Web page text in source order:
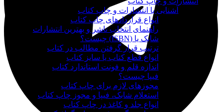
آشنایی با انتشارات و چاپ کتاب
انواع قراردادهای چاپ کتاب
راهنمای انتخاب ناشر و بهترین انتشارات
شابک یا (ISBN) چیست؟
ترتیب قرار گرفتن مطالب در کتاب
انواع قطع کتاب یا سایز کتاب
اندازه قلم و فونت استاندارد کتاب
فیپا چیست؟
مجوزهای لازم برای چاپ کتاب
استعلام شابک، فیپا و مجوز چاپ کتاب
انواع جلد و کاغذ در چاپ کتاب